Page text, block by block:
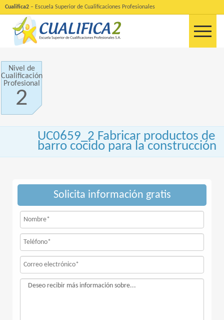
Cualifica2 – Escuela Superior de Cualificaciones Profesionales
Nivel de
Cualificación
Profesional
2
UC0659_2 Fabricar productos de
barro cocido para la construcción
Solicita información gratis